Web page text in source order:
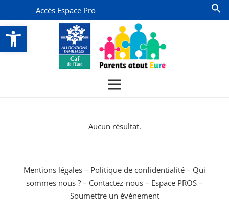
Ouvrir la barre d’outils
Accès Espace Pro
Aucun résultat.
Mentions légales – Politique de confidentialité – Qui
sommes nous ? – Contactez-nous – Espace PROS –
Soumettre un évènement